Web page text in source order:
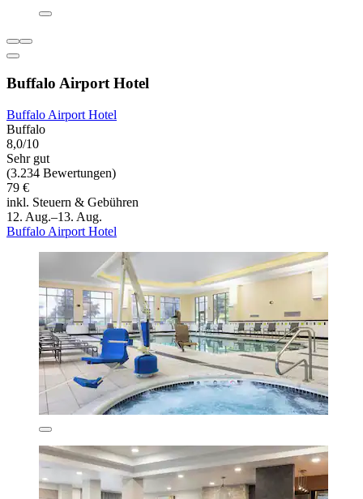
Buffalo Airport Hotel
Buffalo Airport Hotel
Buffalo
8,0/10
Sehr gut
(3.234 Bewertungen)
79 €
inkl. Steuern & Gebühren
12. Aug.–13. Aug.
Buffalo Airport Hotel